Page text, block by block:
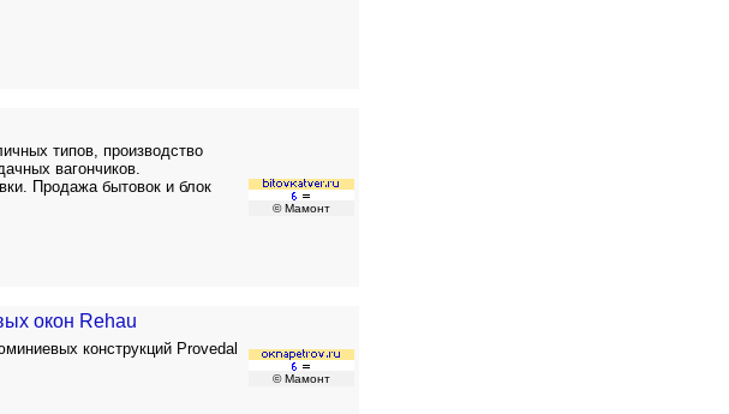
© Мамонт
типов, производство
вагончиков.
Продажа бытовок и блок
окон Rehau
© Мамонт
конструкций Provedal